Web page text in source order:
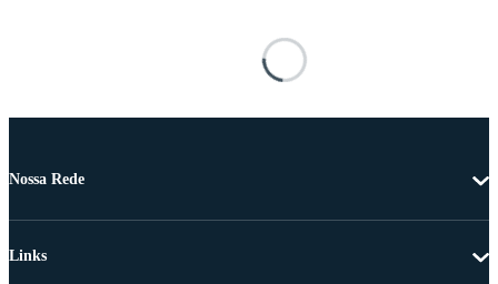
Nossa Rede
Links